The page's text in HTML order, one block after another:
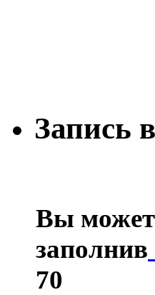
Запись
Вы
заполнив
70